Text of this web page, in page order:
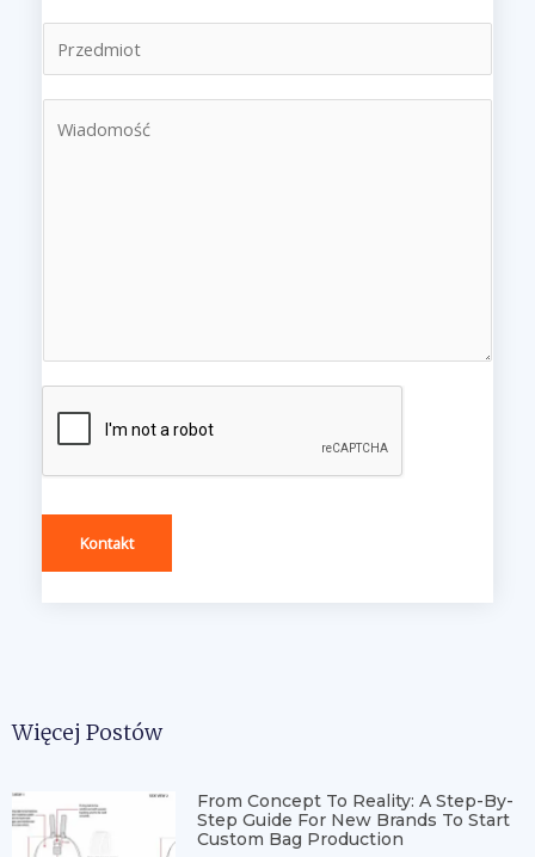
Kontakt
Więcej Postów
From Concept To Reality: A Step-By-
Step Guide For New Brands To Start
Custom Bag Production